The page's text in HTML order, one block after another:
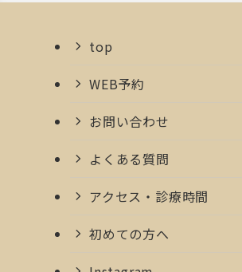
top
WEB予約
お問い合わせ
よくある質問
アクセス・診療時間
初めての方へ